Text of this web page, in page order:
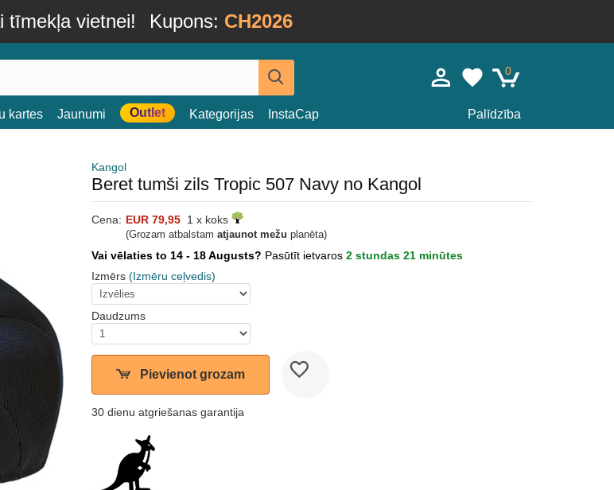
tīmekļa vietnei! Kupons: CH2026
0
kartes Jaunumi Outlet Kategorijas InstaCap Palīdzība
Kangol
Beret tumši zils Tropic 507 Navy no Kangol
Cena: EUR 79,95 1 x koks
(Grozam atbalstam atjaunot mežu planēta)
Vai vēlaties to 14 - 18 Augusts? Pasūtīt ietvaros 2 stundas 21 minūtes
Izmērs (Izmēru ceļvedis)
Daudzums
Pievienot grozam
30 dienu atgriešanas garantija